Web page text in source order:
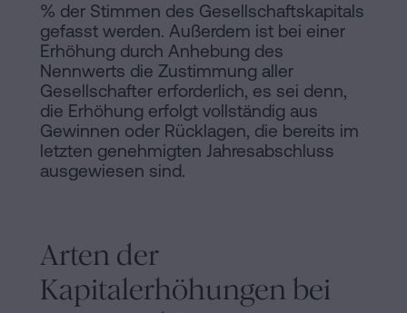
% der Stimmen des Gesellschaftskapitals
gefasst werden. Außerdem ist bei einer
Erhöhung durch Anhebung des
Nennwerts die Zustimmung aller
Gesellschafter erforderlich, es sei denn,
die Erhöhung erfolgt vollständig aus
Gewinnen oder Rücklagen, die bereits im
letzten genehmigten Jahresabschluss
ausgewiesen sind.
Arten der
Kapitalerhöhungen bei